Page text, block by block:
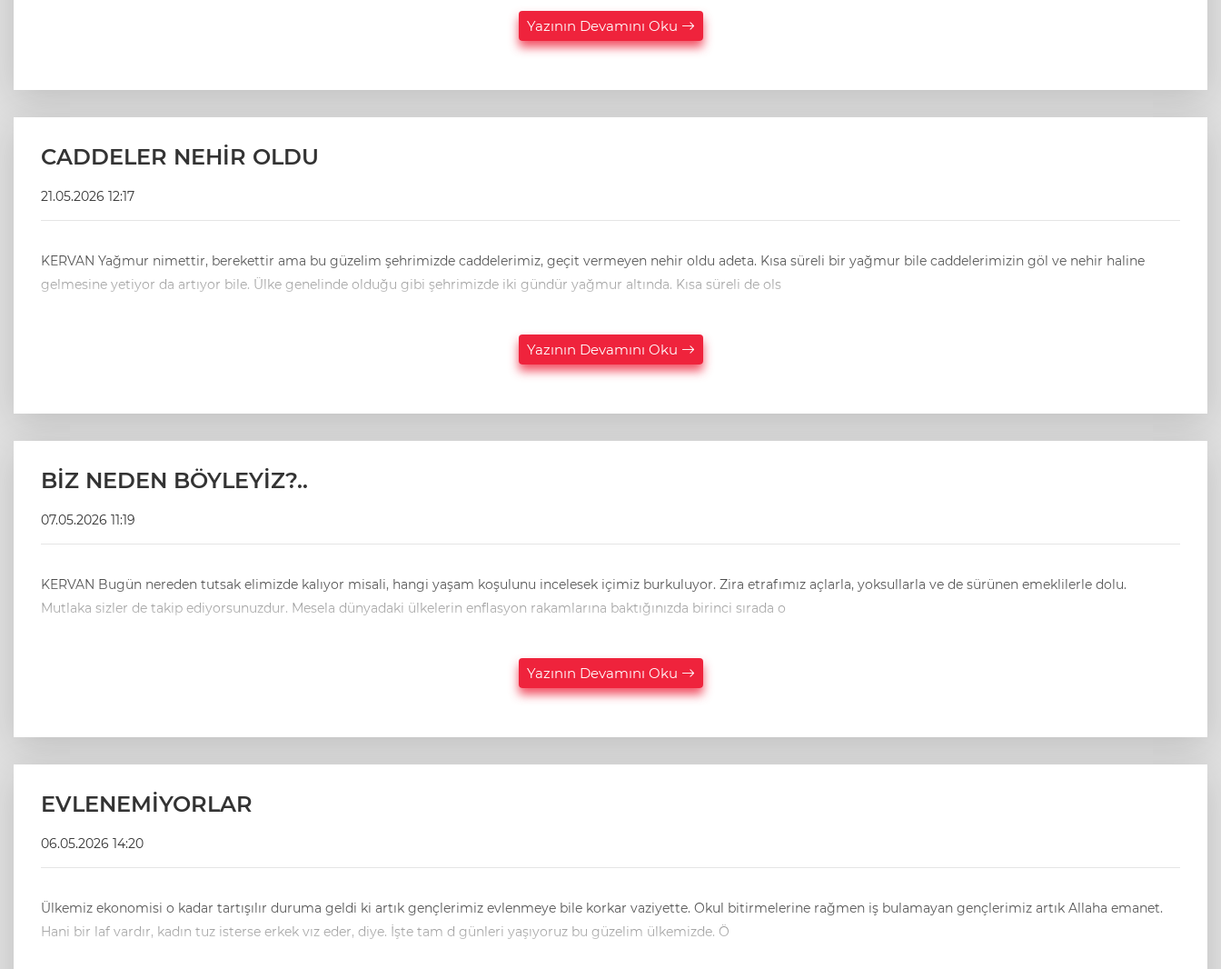
Yazının Devamını Oku
CADDELER NEHİR OLDU
21.05.2026 12:17
KERVAN Yağmur nimettir, berekettir ama bu güzelim şehrimizde caddelerimiz, geçit vermeyen nehir oldu adeta. Kısa süreli bir yağmur bile caddelerimizin göl ve nehir haline
gelmesine yetiyor da artıyor bile. Ülke genelinde olduğu gibi şehrimizde iki gündür yağmur altında. Kısa süreli de ols
Yazının Devamını Oku
BİZ NEDEN BÖYLEYİZ?..
07.05.2026 11:19
KERVAN Bugün nereden tutsak elimizde kalıyor misali, hangi yaşam koşulunu incelesek içimiz burkuluyor. Zira etrafımız açlarla, yoksullarla ve de sürünen emeklilerle dolu.
Mutlaka sizler de takip ediyorsunuzdur. Mesela dünyadaki ülkelerin enflasyon rakamlarına baktığınızda birinci sırada o
Yazının Devamını Oku
EVLENEMİYORLAR
06.05.2026 14:20
Ülkemiz ekonomisi o kadar tartışılır duruma geldi ki artık gençlerimiz evlenmeye bile korkar vaziyette. Okul bitirmelerine rağmen iş bulamayan gençlerimiz artık Allaha emanet.
Hani bir laf vardır, kadın tuz isterse erkek vız eder, diye. İşte tam d günleri yaşıyoruz bu güzelim ülkemizde. Ö